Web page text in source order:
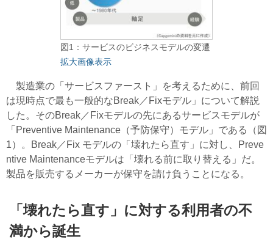
図1：サービスのビジネスモデルの変遷
拡大画像表示
製造業の「サービスファースト」を考えるために、前回
は現時点で最も一般的なBreak／Fixモデル」について解説
した。そのBreak／Fixモデルの先にあるサービスモデルが
「Preventive Maintenance（予防保守）モデル」である（図
1）。Break／Fix モデルの「壊れたら直す」に対し、Preve
ntive Maintenanceモデルは「壊れる前に取り替える」だ。
製品を販売するメーカーが保守を請け負うことになる。
「壊れたら直す」に対する利用者の不
満から誕生